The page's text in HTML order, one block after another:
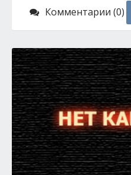
Комментарии (0)